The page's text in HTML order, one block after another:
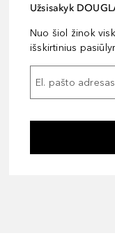
Užsisakyk
Nuo šiol žinok
išskirtinius
El. pašto adresas